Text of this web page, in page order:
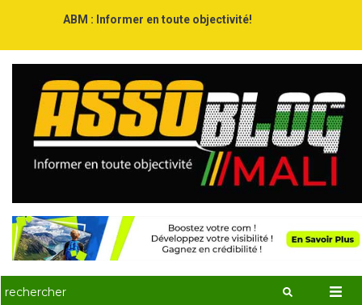
ABM : Informer en toute objectivité!